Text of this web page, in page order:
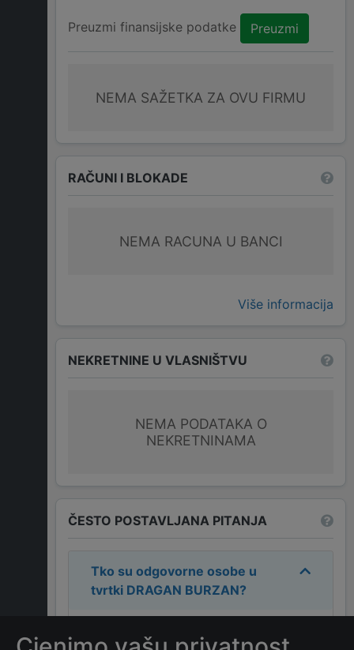
Preuzmi finansijske podatke Preuzmi
NEMA SAŽETKA ZA OVU FIRMU
RAČUNI I BLOKADE
NEMA RACUNA U BANCI
Više informacija
NEKRETNINE U VLASNIŠTVU
NEMA PODATAKA O
NEKRETNINAMA
ČESTO POSTAVLJANA PITANJA
Tko su odgovorne osobe u
tvrtki DRAGAN BURZAN?